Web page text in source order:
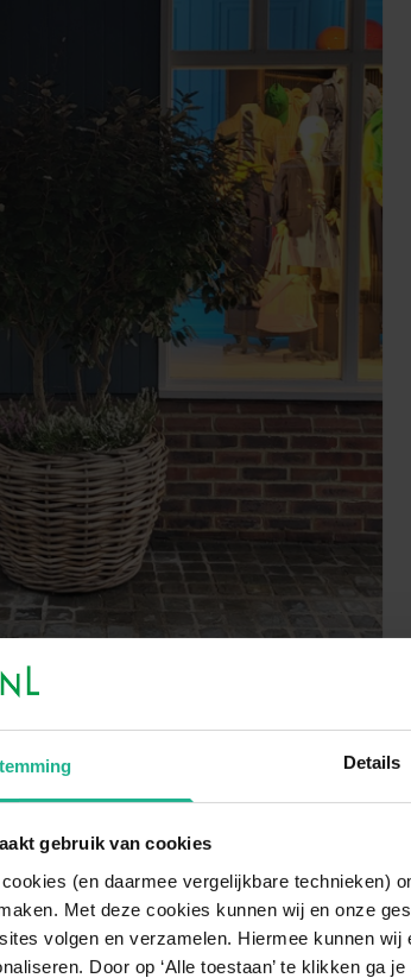
Details
gebruik van cookies
(en daarmee vergelijkbare technieken)
Met deze cookies kunnen wij en onze
volgen en verzamelen. Hiermee kunnen
Door op ‘Alle toestaan’ te klikken ga